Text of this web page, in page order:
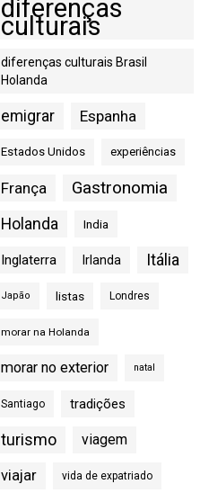
diferenças
culturais
diferenças culturais Brasil
Holanda
emigrar Espanha
Estados Unidos experiências
França Gastronomia
Holanda India
Inglaterra Irlanda Itália
Japão listas Londres
morar na Holanda
morar no exterior natal
Santiago tradições
turismo viagem
viajar vida de expatriado